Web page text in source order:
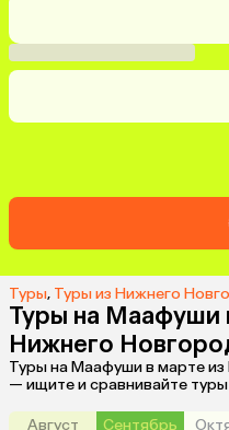
Туры, Туры из Нижнего
Туры на Маафуши
Нижнего
Туры на Маафуши в марте
— ищите и сравнивайте
Август
Сентябрь